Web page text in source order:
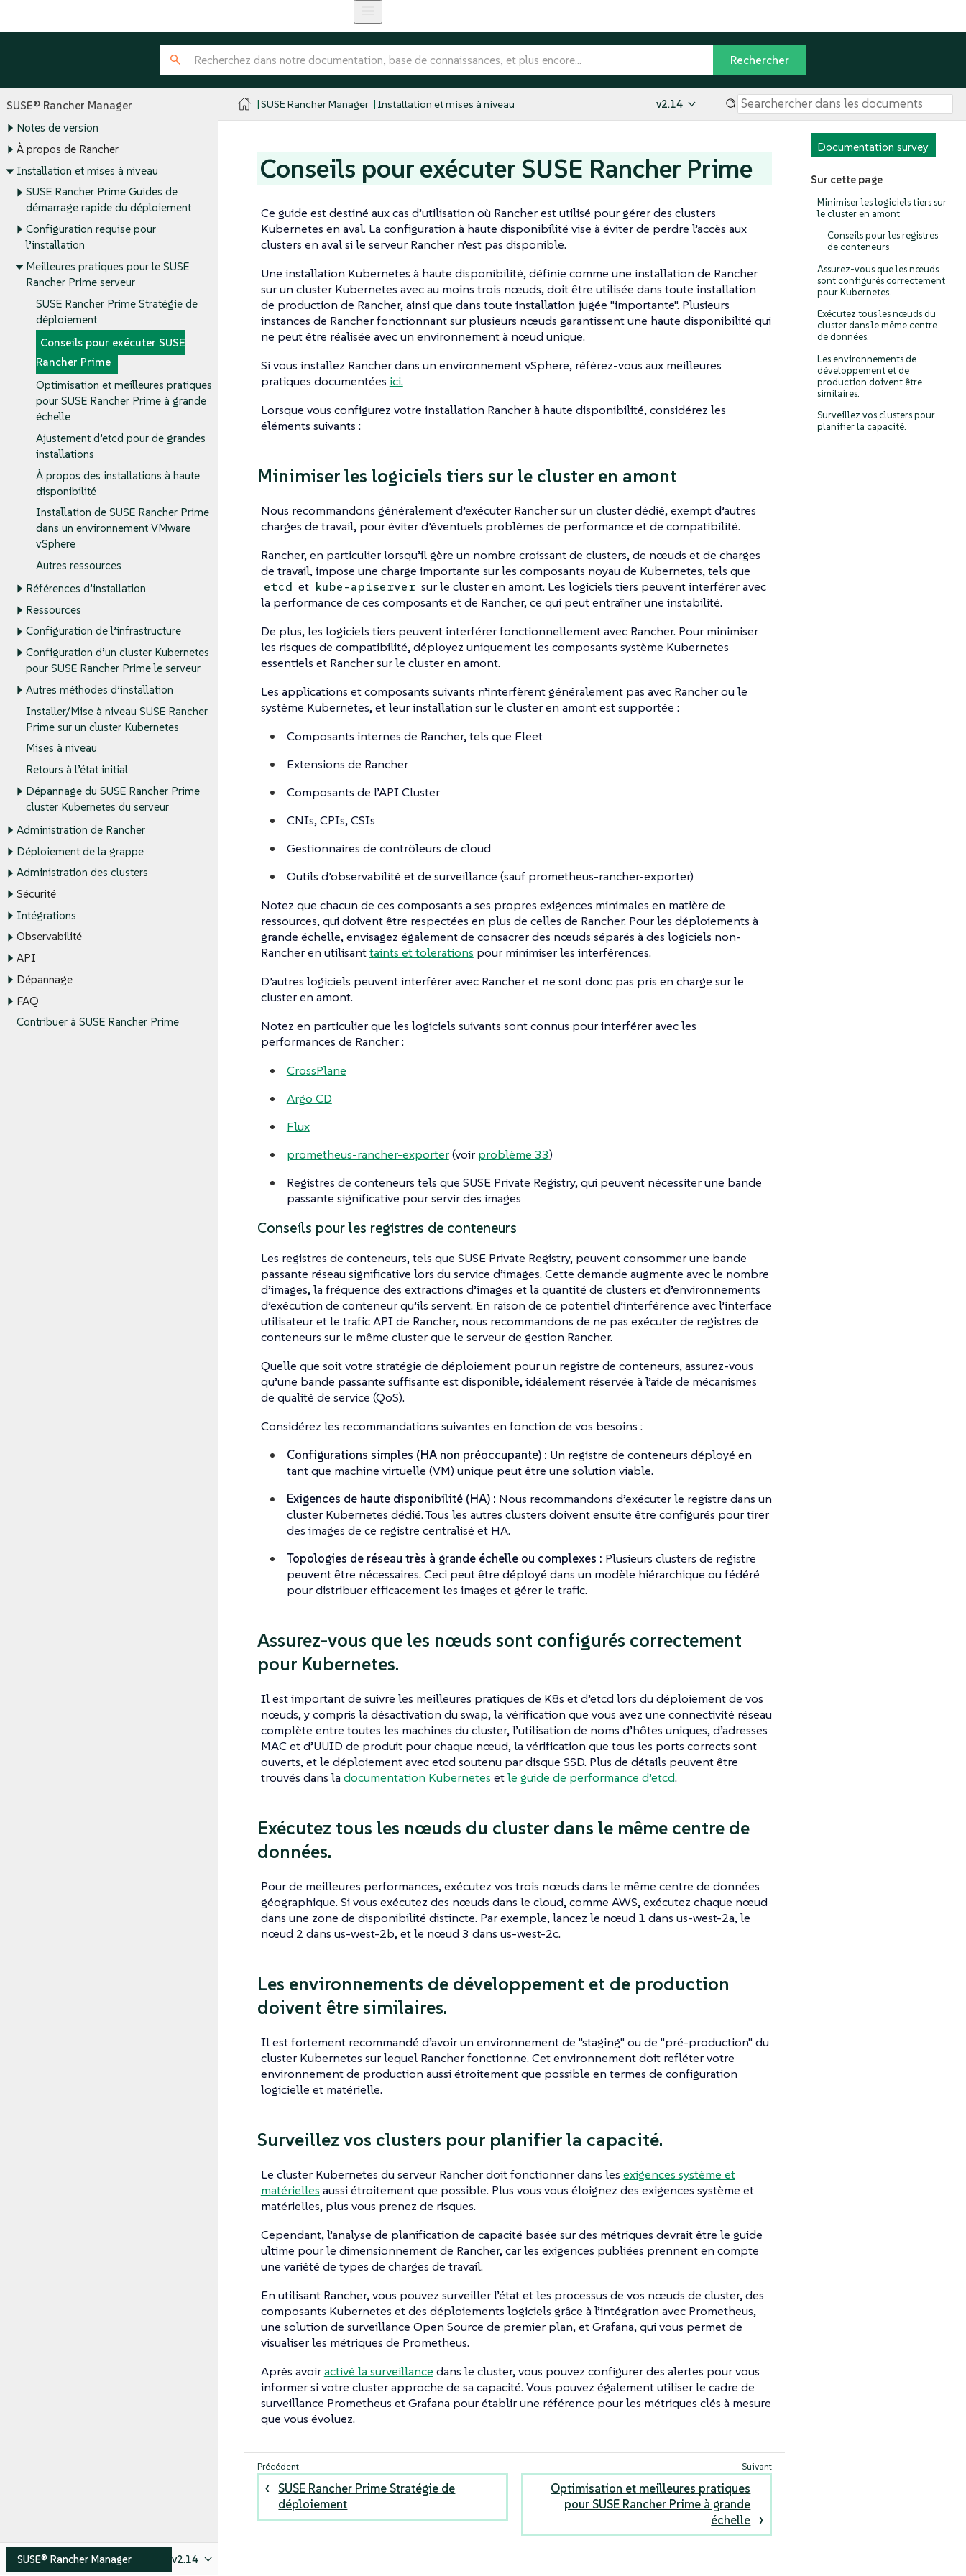
SUSE® Rancher Manager
Notes de version
À propos de Rancher
Installation et mises à niveau
SUSE Rancher Prime Guides de
démarrage rapide du déploiement
Configuration requise pour
l’installation
Meilleures pratiques pour le SUSE
Rancher Prime serveur
SUSE Rancher Prime Stratégie de
déploiement
Conseils pour exécuter SUSE
Rancher Prime
Optimisation et meilleures pratiques
pour SUSE Rancher Prime à grande
échelle
Ajustement d’etcd pour de grandes
installations
À propos des installations à haute
disponibilité
Installation de SUSE Rancher Prime
dans un environnement VMware
vSphere
Autres ressources
Références d’installation
Ressources
Configuration de l’infrastructure
Configuration d’un cluster Kubernetes
pour SUSE Rancher Prime le serveur
Autres méthodes d’installation
Installer/Mise à niveau SUSE Rancher
Prime sur un cluster Kubernetes
Mises à niveau
Retours à l’état initial
Dépannage du SUSE Rancher Prime
cluster Kubernetes du serveur
Administration de Rancher
Déploiement de la grappe
Administration des clusters
Sécurité
Intégrations
Observabilité
API
Dépannage
FAQ
Contribuer à SUSE Rancher Prime
SUSE® Rancher Manager v2.14
SUSE Rancher Manager Installation et mises à niveau v2.14
Documentation survey
Sur cette page
Minimiser les logiciels tiers sur
le cluster en amont
Conseils pour les registres
de conteneurs
Assurez-vous que les nœuds
sont configurés correctement
pour Kubernetes.
Exécutez tous les nœuds du
cluster dans le même centre
de données.
Les environnements de
développement et de
production doivent être
similaires.
Surveillez vos clusters pour
planifier la capacité.
Conseils pour exécuter SUSE Rancher Prime
Ce guide est destiné aux cas d’utilisation où Rancher est utilisé pour gérer des clusters
Kubernetes en aval. La configuration à haute disponibilité vise à éviter de perdre l’accès aux
clusters en aval si le serveur Rancher n’est pas disponible.
Une installation Kubernetes à haute disponibilité, définie comme une installation de Rancher
sur un cluster Kubernetes avec au moins trois nœuds, doit être utilisée dans toute installation
de production de Rancher, ainsi que dans toute installation jugée "importante". Plusieurs
instances de Rancher fonctionnant sur plusieurs nœuds garantissent une haute disponibilité qui
ne peut être réalisée avec un environnement à nœud unique.
Si vous installez Rancher dans un environnement vSphere, référez-vous aux meilleures
pratiques documentées ici.
Lorsque vous configurez votre installation Rancher à haute disponibilité, considérez les
éléments suivants :
Minimiser les logiciels tiers sur le cluster en amont
Nous recommandons généralement d’exécuter Rancher sur un cluster dédié, exempt d’autres
charges de travail, pour éviter d’éventuels problèmes de performance et de compatibilité.
Rancher, en particulier lorsqu’il gère un nombre croissant de clusters, de nœuds et de charges
de travail, impose une charge importante sur les composants noyau de Kubernetes, tels que
etcd et kube-apiserver sur le cluster en amont. Les logiciels tiers peuvent interférer avec
la performance de ces composants et de Rancher, ce qui peut entraîner une instabilité.
De plus, les logiciels tiers peuvent interférer fonctionnellement avec Rancher. Pour minimiser
les risques de compatibilité, déployez uniquement les composants système Kubernetes
essentiels et Rancher sur le cluster en amont.
Les applications et composants suivants n’interfèrent généralement pas avec Rancher ou le
système Kubernetes, et leur installation sur le cluster en amont est supportée :
Composants internes de Rancher, tels que Fleet
Extensions de Rancher
Composants de l’API Cluster
CNIs, CPIs, CSIs
Gestionnaires de contrôleurs de cloud
Outils d’observabilité et de surveillance (sauf prometheus-rancher-exporter)
Notez que chacun de ces composants a ses propres exigences minimales en matière de
ressources, qui doivent être respectées en plus de celles de Rancher. Pour les déploiements à
grande échelle, envisagez également de consacrer des nœuds séparés à des logiciels non-
Rancher en utilisanttaints et tolerations pour minimiser les interférences.
D’autres logiciels peuvent interférer avec Rancher et ne sont donc pas pris en charge sur le
cluster en amont.
Notez en particulier que les logiciels suivants sont connus pour interférer avec les
performances de Rancher :
CrossPlane
Argo CD
Flux
prometheus-rancher-exporter(voir problème 33)
Registres de conteneurs tels que SUSE Private Registry, qui peuvent nécessiter une bande
passante significative pour servir des images
Conseils pour les registres de conteneurs
Les registres de conteneurs, tels que SUSE Private Registry, peuvent consommer une bande
passante réseau significative lors du service d’images. Cette demande augmente avec le nombre
d’images, la fréquence des extractions d’images et la quantité de clusters et d’environnements
d’exécution de conteneur qu’ils servent. En raison de ce potentiel d’interférence avec l’interface
utilisateur et le trafic API de Rancher, nous recommandons de ne pas exécuter de registres de
conteneurs sur le même cluster que le serveur de gestion Rancher.
Quelle que soit votre stratégie de déploiement pour un registre de conteneurs, assurez-vous
qu’une bande passante suffisante est disponible, idéalement réservée à l’aide de mécanismes
de qualité de service (QoS).
Considérez les recommandations suivantes en fonction de vos besoins :
Configurations simples (HA non préoccupante) : Un registre de conteneurs déployé en
tant que machine virtuelle (VM) unique peut être une solution viable.
Exigences de haute disponibilité (HA) : Nous recommandons d’exécuter le registre dans un
cluster Kubernetes dédié. Tous les autres clusters doivent ensuite être configurés pour tirer
des images de ce registre centralisé et HA.
Topologies de réseau très à grande échelle ou complexes : Plusieurs clusters de registre
peuvent être nécessaires. Ceci peut être déployé dans un modèle hiérarchique ou fédéré
pour distribuer efficacement les images et gérer le trafic.
Assurez-vous que les nœuds sont configurés correctement
pour Kubernetes.
Il est important de suivre les meilleures pratiques de K8s et d’etcd lors du déploiement de vos
nœuds, y compris la désactivation du swap, la vérification que vous avez une connectivité réseau
complète entre toutes les machines du cluster, l’utilisation de noms d’hôtes uniques, d’adresses
MAC et d’UUID de produit pour chaque nœud, la vérification que tous les ports corrects sont
ouverts, et le déploiement avec etcd soutenu par disque SSD. Plus de détails peuvent être
trouvés dans la documentation Kubernetes etle guide de performance d’etcd.
Exécutez tous les nœuds du cluster dans le même centre de
données.
Pour de meilleures performances, exécutez vos trois nœuds dans le même centre de données
géographique. Si vous exécutez des nœuds dans le cloud, comme AWS, exécutez chaque nœud
dans une zone de disponibilité distincte. Par exemple, lancez le nœud 1 dans us-west-2a, le
nœud 2 dans us-west-2b, et le nœud 3 dans us-west-2c.
Les environnements de développement et de production
doivent être similaires.
Il est fortement recommandé d’avoir un environnement de "staging" ou de "pré-production" du
cluster Kubernetes sur lequel Rancher fonctionne. Cet environnement doit refléter votre
environnement de production aussi étroitement que possible en termes de configuration
logicielle et matérielle.
Surveillez vos clusters pour planifier la capacité.
Le cluster Kubernetes du serveur Rancher doit fonctionner dans les exigences système et
matérielles aussi étroitement que possible. Plus vous vous éloignez des exigences système et
matérielles, plus vous prenez de risques.
Cependant, l’analyse de planification de capacité basée sur des métriques devrait être le guide
ultime pour le dimensionnement de Rancher, car les exigences publiées prennent en compte
une variété de types de charges de travail.
En utilisant Rancher, vous pouvez surveiller l’état et les processus de vos nœuds de cluster, des
composants Kubernetes et des déploiements logiciels grâce à l’intégration avec Prometheus,
une solution de surveillance Open Source de premier plan, et Grafana, qui vous permet de
visualiser les métriques de Prometheus.
Après avoiractivé la surveillance dans le cluster, vous pouvez configurer des alertes pour vous
informer si votre cluster approche de sa capacité. Vous pouvez également utiliser le cadre de
surveillance Prometheus et Grafana pour établir une référence pour les métriques clés à mesure
que vous évoluez.
SUSE Rancher Prime Stratégie de
déploiement
Optimisation et meilleures pratiques
pour SUSE Rancher Prime à grande
échelle